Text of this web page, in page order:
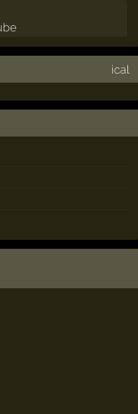
ical